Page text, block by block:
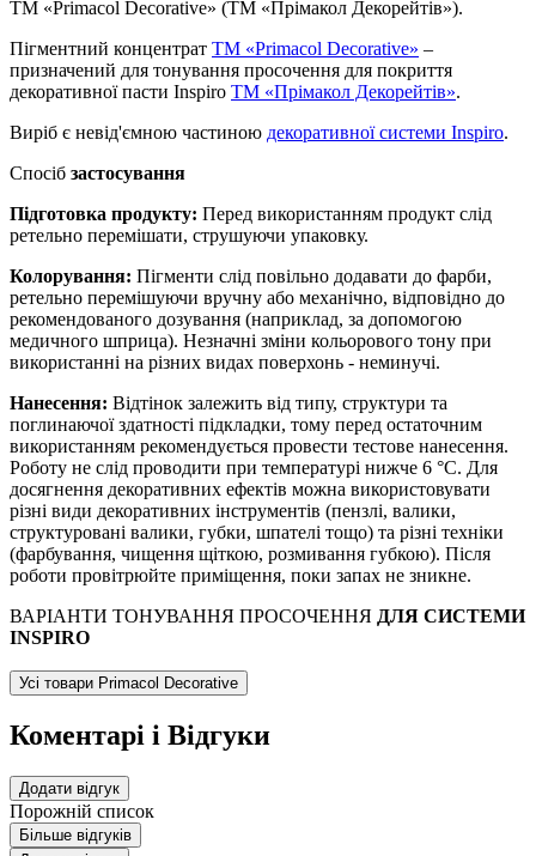
ТМ «Primacol Decorative» (ТМ «Прімакол Декорейтів»).
Пігментний концентрат ТМ «Primacol Decorative» –
призначений для тонування просочення для покриття
декоративної пасти Inspiro ТМ «Прімакол Декорейтів».
Виріб є невід'ємною частиною декоративної системи Inspiro.
Спосіб застосування
Підготовка продукту: Перед використанням продукт слід
ретельно перемішати, струшуючи упаковку.
Колорування: Пігменти слід повільно додавати до фарби,
ретельно перемішуючи вручну або механічно, відповідно до
рекомендованого дозування (наприклад, за допомогою
медичного шприца). Незначні зміни кольорового тону при
використанні на різних видах поверхонь - неминучі.
Нанесення: Відтінок залежить від типу, структури та
поглинаючої здатності підкладки, тому перед остаточним
використанням рекомендується провести тестове нанесення.
Роботу не слід проводити при температурі нижче 6 °С. Для
досягнення декоративних ефектів можна використовувати
різні види декоративних інструментів (пензлі, валики,
структуровані валики, губки, шпателі тощо) та різні техніки
(фарбування, чищення щіткою, розмивання губкою). Після
роботи провітрюйте приміщення, поки запах не зникне.
ВАРІАНТИ ТОНУВАННЯ ПРОСОЧЕННЯ ДЛЯ СИСТЕМИ
INSPIRO
Усі товари Primacol Decorative
Коментарі і Відгуки
Додати відгук
Порожній список
Більше відгуків